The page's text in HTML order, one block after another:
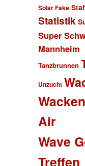
Solar Fake
Statistik
Super
Mannheim
Tanzbrunnen
Unzucht
Air
Wave
Treffen